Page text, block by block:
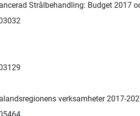
Strålbehandling: Budget 2017
verksamheter 2017-